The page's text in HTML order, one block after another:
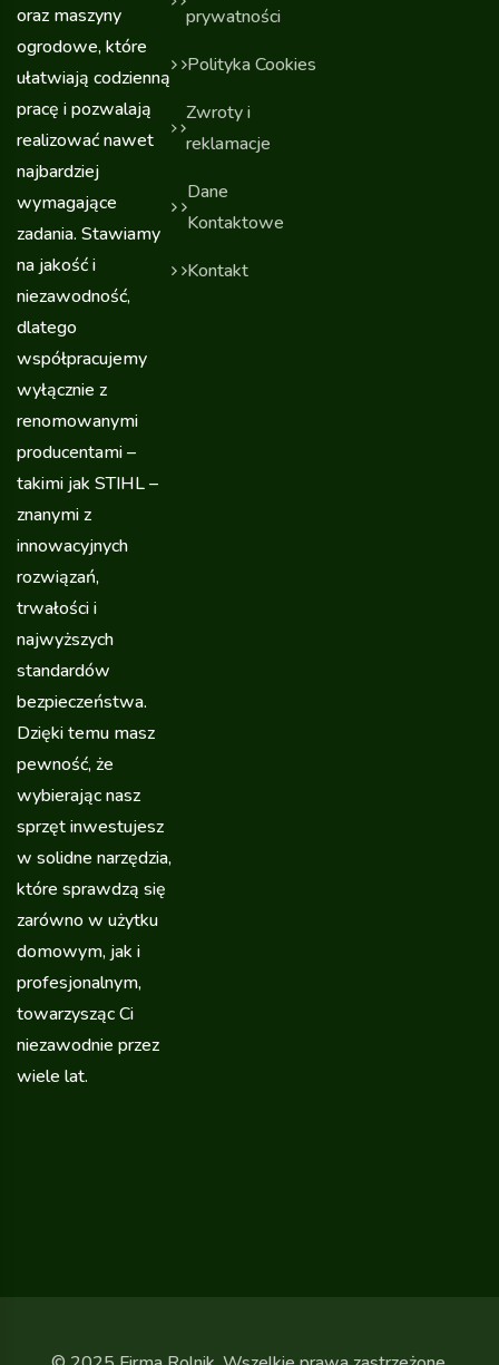
oraz maszyny
ogrodowe, które
ułatwiają codzienną
pracę i pozwalają
realizować nawet
najbardziej
wymagające
zadania. Stawiamy
na jakość i
niezawodność,
dlatego
współpracujemy
wyłącznie z
renomowanymi
producentami –
takimi jak STIHL –
znanymi z
innowacyjnych
rozwiązań,
trwałości i
najwyższych
standardów
bezpieczeństwa.
Dzięki temu masz
pewność, że
wybierając nasz
sprzęt inwestujesz
w solidne narzędzia,
które sprawdzą się
zarówno w użytku
domowym, jak i
profesjonalnym,
towarzysząc Ci
niezawodnie przez
wiele lat.
prywatności
Polityka Cookies
Zwroty i
reklamacje
Dane
Kontaktowe
Kontakt